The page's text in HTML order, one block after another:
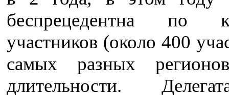
беспрецедентна по
участников (около 400
самых разных
длительности.